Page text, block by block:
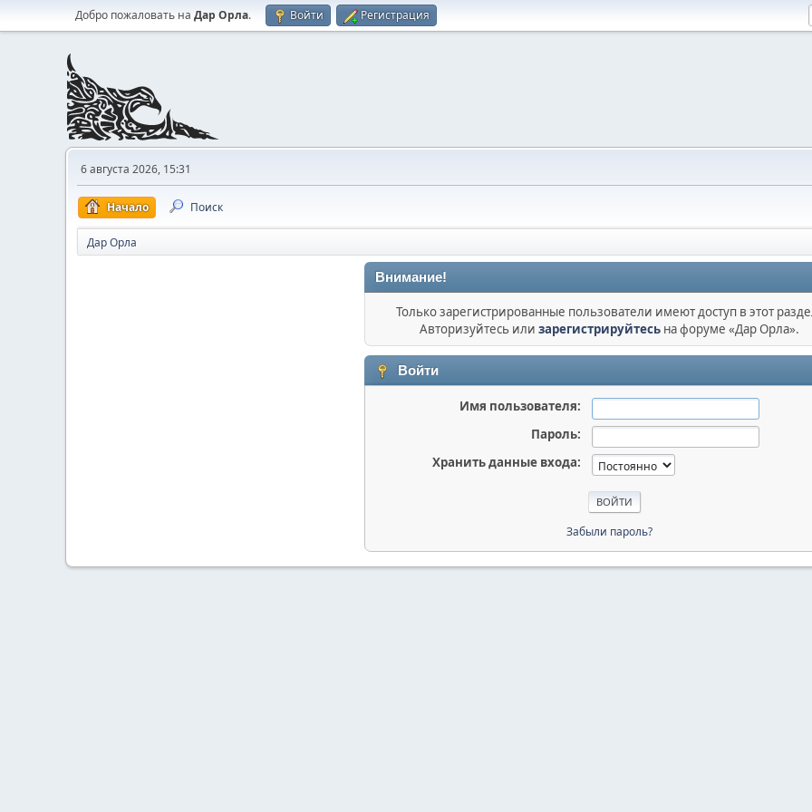
Добро пожаловать на Дар Орла. Войти Регистрация
6 августа 2026, 15:31
Начало Поиск
Дар Орла
Внимание!
Только зарегистрированные пользователи имеют доступ в этот
Авторизуйтесь или зарегистрируйтесьна форуме «Дар Орла».
Войти
Имя пользователя:
Пароль:
Хранить данные входа:
Забыли пароль?